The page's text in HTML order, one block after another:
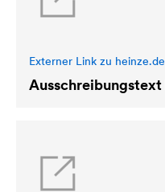
Externer Link zu heinze.de
Ausschreibungstext